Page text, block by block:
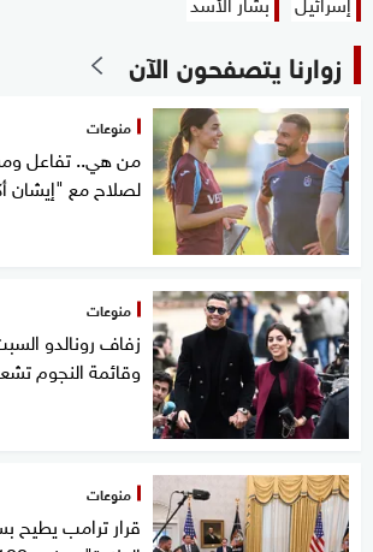
زوارنا يتصفحون الآن
منوعات
من هي.. تفاعل
لصلاح مع "إيشان
منوعات
زفاف رونالدو
وقائمة النجوم
منوعات
قرار ترامب يطيح